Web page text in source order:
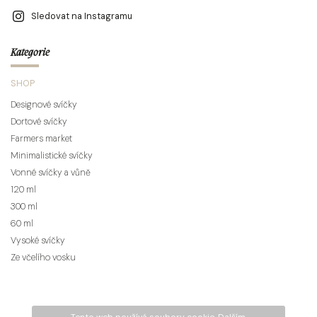
Sledovat na Instagramu
Kategorie
SHOP
Designové svíčky
Dortové svíčky
Farmers market
Minimalistické svíčky
Vonné svíčky a vůně
120 ml
300 ml
60 ml
Vysoké svíčky
Ze včelího vosku